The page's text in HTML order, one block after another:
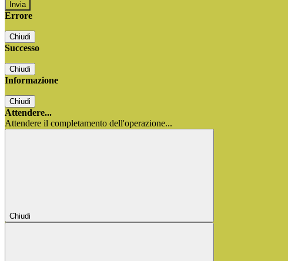
Errore
Chiudi
Successo
Chiudi
Informazione
Chiudi
Attendere...
Attendere il completamento dell'operazione...
Chiudi